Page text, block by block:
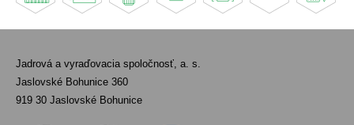
Jadrová a vyraďovacia spoločnosť, a. s.
Jaslovské Bohunice 360
919 30 Jaslovské Bohunice